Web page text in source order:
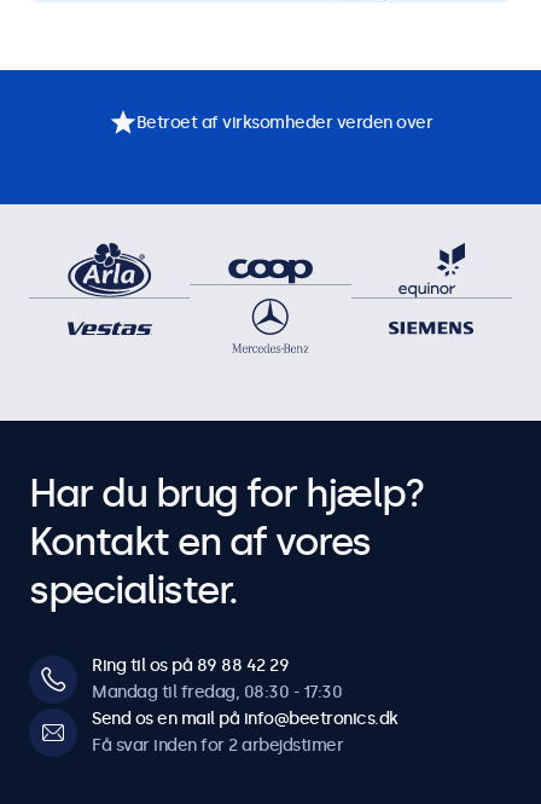
Betroet af virksomheder verden over
Har du brug for hjælp?
Kontakt en af vores
specialister.
Ring til os på 89 88 42 29
Mandag til fredag, 08:30 - 17:30
Send os en mail på info@beetronics.dk
Få svar inden for 2 arbejdstimer